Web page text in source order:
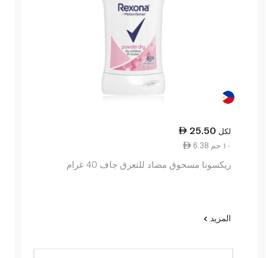
25.50 لكل
6.38 ١٠ جم
ريكسونا مسحوق مضاد للتعرق جاف 40 غرام
المزيد